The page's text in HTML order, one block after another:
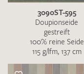
3090ST-595
Doupionseide
gestreift
100% reine Seide
115 g/lfm, 137 cm